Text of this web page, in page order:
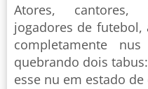
Atores, cantores,
jogadores de futebol,
completamente
quebrando dois
esse nu em estado de